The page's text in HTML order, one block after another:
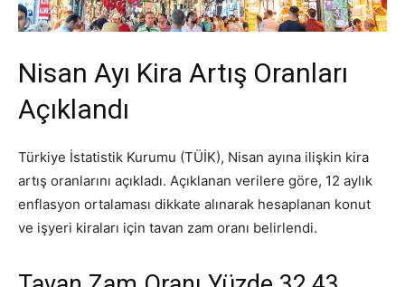
Nisan Ayı Kira Artış Oranları
Açıklandı
Türkiye İstatistik Kurumu (TÜİK), Nisan ayına ilişkin kira
artış oranlarını açıkladı. Açıklanan verilere göre, 12 aylık
enflasyon ortalaması dikkate alınarak hesaplanan konut
ve işyeri kiraları için tavan zam oranı belirlendi.